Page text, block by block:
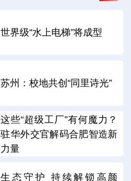
世界级“水上电梯”将成型
苏州：校地共创“同里诗光”
这些“超级工厂”有何魔力？
驻华外交官解码合肥智造新
力量
生态守护 持续解锁高颜